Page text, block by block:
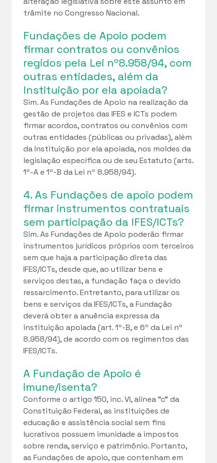
trâmite no Congresso Nacional.
Fundações de Apoio podem
firmar contratos ou convênios
regidos pela Lei nº8.958/94, com
outras entidades, além da
Instituição por ela apoiada?
Sim. As Fundações de Apoio na realização da
gestão de projetos das IFES e ICTs podem
firmar acordos, contratos ou convênios com
outras entidades (públicas ou privadas), além
da Instituição por ela apoiada, nos moldes da
legislação específica ou de seu Estatuto (arts.
1º-A e 1º-B da Lei nº 8.958/94).
4. As Fundações de apoio podem
firmar instrumentos contratuais
sem participação da IFES/ICTs?
Sim. As Fundações de Apoio poderão firmar
instrumentos jurídicos próprios com terceiros
sem que haja a participação direta das
IFES/ICTs, desde que, ao utilizar bens e
serviços destas, a fundação faça o devido
ressarcimento. Entretanto, para utilizar os
bens e serviços da IFES/ICTs, a Fundação
deverá obter a anuência expressa da
instituição apoiada (art. 1º-B, e 6º da Lei nº
8.958/94), de acordo com os regimentos das
IFES/ICTs.
A Fundação de Apoio é
imune/isenta?
Conforme o artigo 150, inc. VI, alínea “c” da
Constituição Federal, as instituições de
educação e assistência social sem fins
lucrativos possuem imunidade a impostos
sobre renda, serviço e patrimônio. Portanto,
as Fundações de apoio, que contenham em